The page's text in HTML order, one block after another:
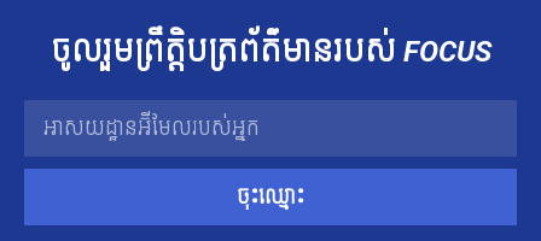
ចូលរួម​ព្រឹត្តិបត្រ​ព័ត៌មាន​របស់​FOCUS
ចុះឈ្មោះ